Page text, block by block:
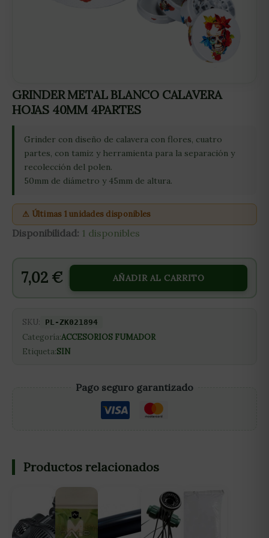
GRINDER METAL BLANCO CALAVERA
HOJAS 40MM 4PARTES
Grinder con diseño de calavera con flores, cuatro
partes, con tamiz y herramienta para la separación y
recolección del polen.
50mm de diámetro y 45mm de altura.
⚠ Últimas 1 unidades disponibles
Disponibilidad: 1 disponibles
7,02 € AÑADIR AL CARRITO
SKU: PL-ZK021894
Categoría:ACCESORIOS FUMADOR
Etiqueta:SIN
Pago seguro garantizado
Productos relacionados